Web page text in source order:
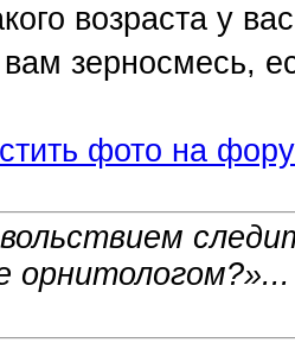
возраста у
вам зерносмесь,
фото на